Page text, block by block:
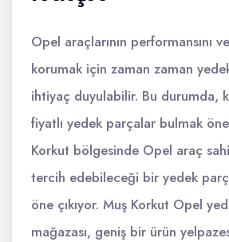
Opel araçlarının performansını
korumak için zaman zaman
ihtiyaç duyulabilir. Bu durumda,
fiyatlı yedek parçalar bulmak
Korkut bölgesinde Opel araç
tercih edebileceği bir yedek
öne çıkıyor. Muş Korkut Opel
mağazası, geniş bir ürün